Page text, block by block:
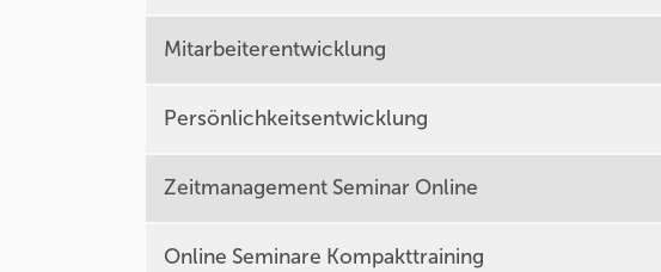
Mitarbeiterentwicklung
Persönlichkeitsentwicklung
Zeitmanagement Seminar Online
Online Seminare Kompakttraining